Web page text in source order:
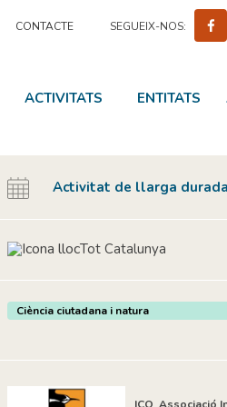
CONTACTE SEGUEIX-NOS:
ACTIVITATS ENTITATS
Activitat de llarga durada
Tot Catalunya
Ciència ciutadana i natura